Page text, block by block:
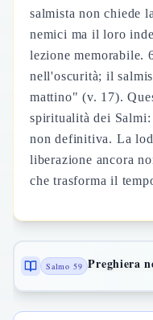
salmista non chiede
nemici ma il loro
lezione memorabile.
nell'oscurità; il
mattino" (v. 17).
spiritualità dei Salmi:
non definitiva. La
liberazione ancora
che trasforma il
Salmo 59 Preghiera